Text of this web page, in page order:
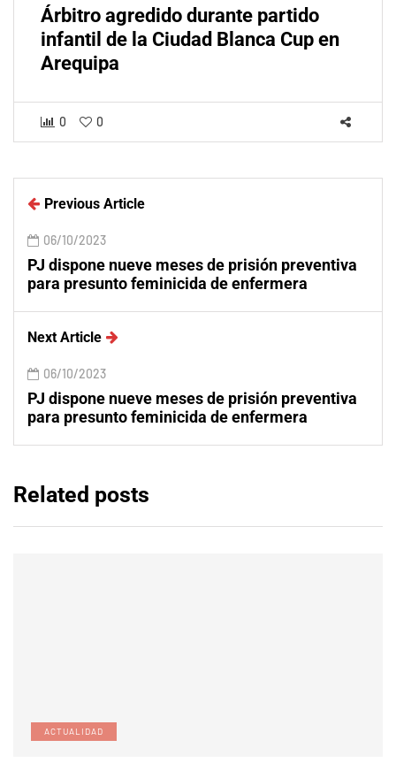
Árbitro agredido durante partido
infantil de la Ciudad Blanca Cup en
Arequipa
0 0
Previous Article
06/10/2023
PJ dispone nueve meses de prisión preventiva
para presunto feminicida de enfermera
Next Article
06/10/2023
PJ dispone nueve meses de prisión preventiva
para presunto feminicida de enfermera
Related posts
ACTUALIDAD